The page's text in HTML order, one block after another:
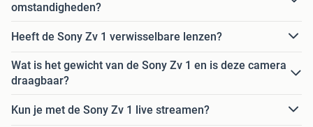
omstandigheden?
Heeft de Sony Zv 1 verwisselbare lenzen?
Wat is het gewicht van de Sony Zv 1 en is deze camera
draagbaar?
Kun je met de Sony Zv 1 live streamen?